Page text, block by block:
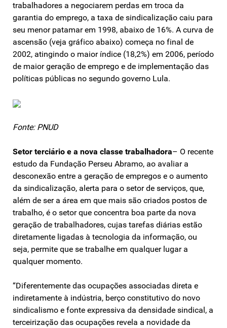
trabalhadores a negociarem perdas em troca da
garantia do emprego, a taxa de sindicalização caiu para
seu menor patamar em 1998, abaixo de 16%. A curva de
ascensão (veja gráfico abaixo) começa no final de
2002, atingindo o maior índice (18,2%) em 2006, período
de maior geração de emprego e de implementação das
políticas públicas no segundo governo Lula.
Fonte: PNUD
Setor terciário e a nova classe trabalhadora– O recente
estudo da Fundação Perseu Abramo, ao avaliar a
desconexão entre a geração de empregos e o aumento
da sindicalização, alerta para o setor de serviços, que,
além de ser a área em que mais são criados postos de
trabalho, é o setor que concentra boa parte da nova
geração de trabalhadores, cujas tarefas diárias estão
diretamente ligadas à tecnologia da informação, ou
seja, permite que se trabalhe em qualquer lugar a
qualquer momento.
“Diferentemente das ocupações associadas direta e
indiretamente à indústria, berço constitutivo do novo
sindicalismo e fonte expressiva da densidade sindical, a
terceirização das ocupações revela a novidade da